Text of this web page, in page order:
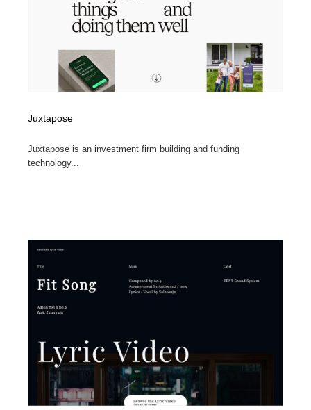
Juxtapose
Juxtapose is an investment firm building and funding
technology...